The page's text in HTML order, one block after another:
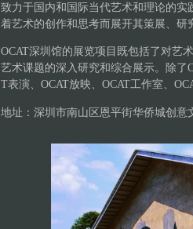
致力于国内和国际当代艺术和理论的实
着艺术的创作和思考而展开其策展、研
OCAT深圳馆的展览项目既包括了对艺
艺术课题的深入研究和综合展示。除了
T表演、OCAT放映、OCAT工作室、
地址：深圳市南山区恩平街华侨城创意